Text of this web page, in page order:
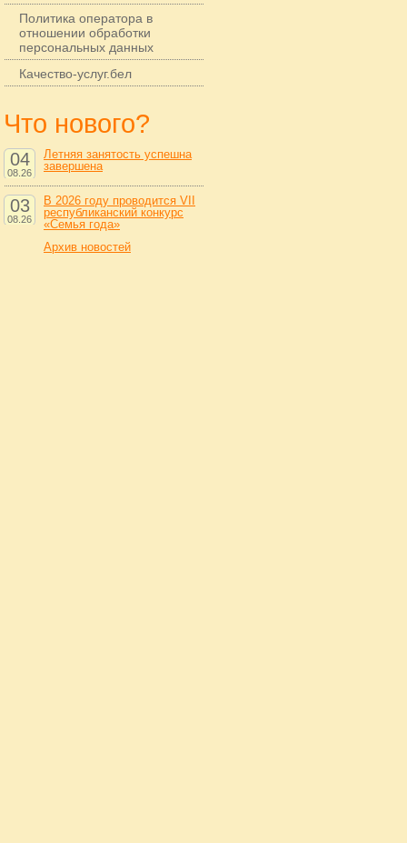
Политика оператора в
отношении обработки
персональных данных
Качество-услуг.бел
Что нового?
04
08.26
Летняя занятость успешна
завершена
03
08.26
В 2026 году проводится VII
республиканский конкурс
«Семья года»
Архив новостей